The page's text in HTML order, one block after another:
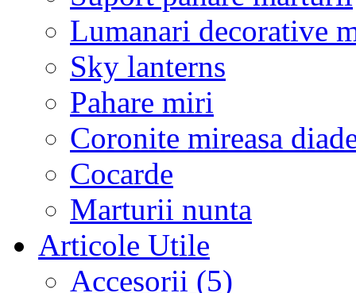
Lumanari decorative
Sky lanterns
Pahare miri
Coronite mireasa
Cocarde
Marturii nunta
Articole Utile
Accesorii (5)